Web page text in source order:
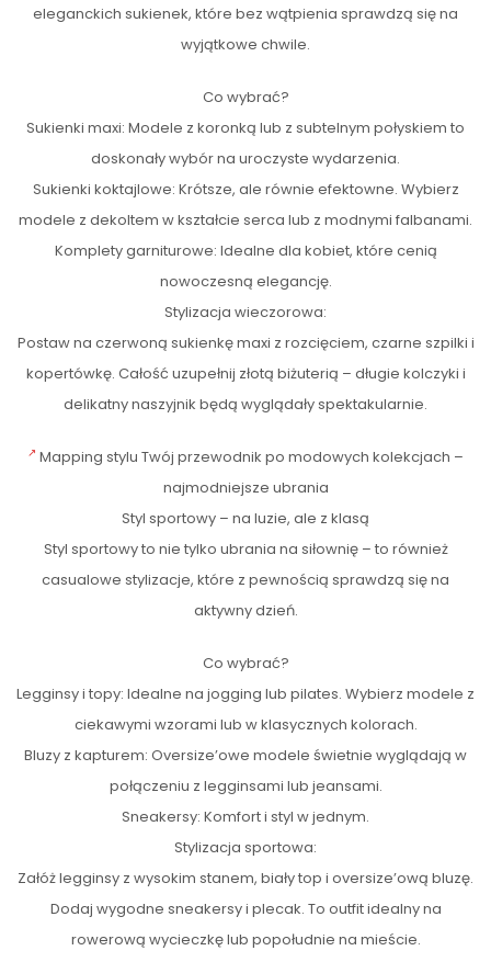
eleganckich sukienek, które bez wątpienia sprawdzą się na
wyjątkowe chwile.
Co wybrać?
Sukienki maxi: Modele z koronką lub z subtelnym połyskiem to
doskonały wybór na uroczyste wydarzenia.
Sukienki koktajlowe: Krótsze, ale równie efektowne. Wybierz
modele z dekoltem w kształcie serca lub z modnymi falbanami.
Komplety garniturowe: Idealne dla kobiet, które cenią
nowoczesną elegancję.
Stylizacja wieczorowa:
Postaw na czerwoną sukienkę maxi z rozcięciem, czarne szpilki i
kopertówkę. Całość uzupełnij złotą biżuterią – długie kolczyki i
delikatny naszyjnik będą wyglądały spektakularnie.
Mapping stylu Twój przewodnik po modowych kolekcjach –
najmodniejsze ubrania
Styl sportowy – na luzie, ale z klasą
Styl sportowy to nie tylko ubrania na siłownię – to również
casualowe stylizacje, które z pewnością sprawdzą się na
aktywny dzień.
Co wybrać?
Legginsy i topy: Idealne na jogging lub pilates. Wybierz modele z
ciekawymi wzorami lub w klasycznych kolorach.
Bluzy z kapturem: Oversize’owe modele świetnie wyglądają w
połączeniu z legginsami lub jeansami.
Sneakersy: Komfort i styl w jednym.
Stylizacja sportowa:
Załóż legginsy z wysokim stanem, biały top i oversize’ową bluzę.
Dodaj wygodne sneakersy i plecak. To outfit idealny na
rowerową wycieczkę lub popołudnie na mieście.